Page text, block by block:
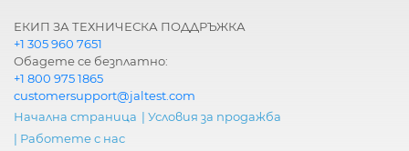
ЕКИП ЗА ТЕХНИЧЕСКА ПОДДРЪЖКА
+1 305 960 7651
Обадете се безплатно:
+1 800 975 1865
customersupport@jaltest.com
Начална страница | Условия за продажба
| Работете с нас